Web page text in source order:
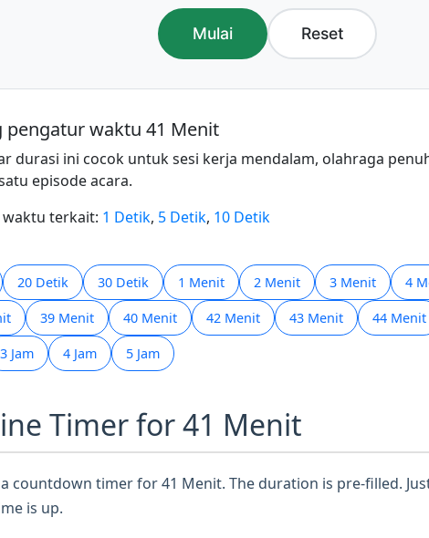
Mulai Reset
pengatur waktu 41 Menit
durasi ini cocok untuk sesi kerja mendalam, olahraga
episode acara.
terkait: 1 Detik, 5 Detik, 10 Detik
20 Detik 30 Detik 1 Menit 2 Menit 3 Menit 4
39 Menit 40 Menit 42 Menit 43 Menit 44 Menit
3 Jam 4 Jam 5 Jam
Timer for 41 Menit
countdown timer for 41 Menit. The duration is pre-filled.
is up.